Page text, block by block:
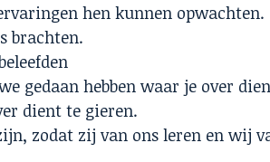
hen kunnen opwachten.
brachten.
gedaan hebben waar je over
dient te gieren.
zodat zij van ons leren en wij